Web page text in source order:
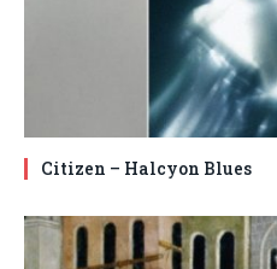
Citizen – Halcyon Blues